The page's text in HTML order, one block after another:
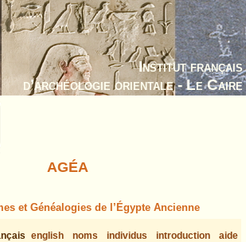
Institut français
d’archéologie orientale - Le Caire
AGÉA
et Généalogies de l’Égypte Ancienne
english noms individus introduction
aide